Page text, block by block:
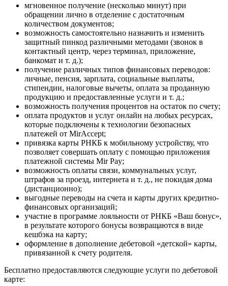
мгновенное получение (несколько минут) при
обращении лично в отделение с достаточным
количеством документов;
возможность самостоятельно назначить и изменить
защитный пинкод различными методами (звонок в
контактный центр, через терминал, приложение,
банкомат и т. д.);
получение различных типов финансовых переводов:
личные, пенсия, зарплата, социальные выплаты,
стипендии, налоговые вычеты, оплата за проданную
продукцию и предоставленные услуги и т. д.;
возможность получения процентов на остаток по счету;
оплата продуктов и услуг онлайн на любых ресурсах,
которые подключены к технологии безопасных
платежей от MirAccept;
привязка карты РНКБ к мобильному устройству, что
позволяет совершать оплату с помощью приложения
платежной системы Mir Pay;
возможность оплаты связи, коммунальных услуг,
штрафов за проезд, интернета и т. д., не покидая дома
(дистанционно);
выгодные переводы на счета и карты других кредитно-
финансовых организаций;
участие в программе лояльности от РНКБ «Ваш бонус»,
в результате которого бонусы возвращаются в виде
кешбэка на карту;
оформление в дополнение дебетовой «детской» карты,
привязанной к счету родителя.
Бесплатно предоставляются следующие услуги по дебетовой
карте: